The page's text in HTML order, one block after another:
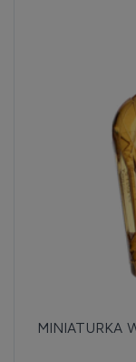
MINIATURKA